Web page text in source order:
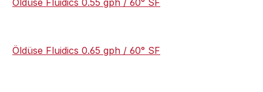
Öldüse Fluidics 0.55 gph / 60° SF
Öldüse Fluidics 0.65 gph / 60° SF